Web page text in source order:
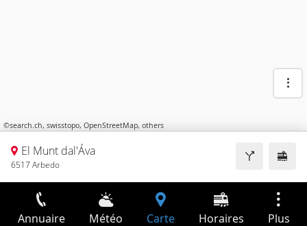
©search.ch, swisstopo, OpenStreetMap, others
El Munt dal'Áva
6517 Arbedo
Annuaire Météo Carte Horaires Plus